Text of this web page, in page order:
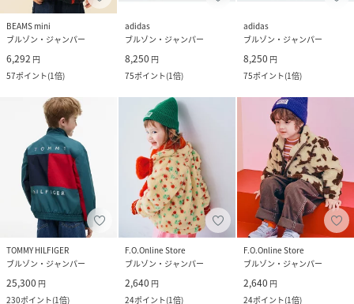
BEAMS mini
ブルゾン・ジャンパー
6,292 円
57ポイント(1倍)
adidas
ブルゾン・ジャンパー
8,250 円
75ポイント(1倍)
adidas
ブルゾン・ジャンパー
8,250 円
75ポイント(1倍)
TOMMY HILFIGER
ブルゾン・ジャンパー
25,300 円
230ポイント(1倍)
F.O.Online Store
ブルゾン・ジャンパー
2,640 円
24ポイント(1倍)
F.O.Online Store
ブルゾン・ジャンパー
2,640 円
24ポイント(1倍)